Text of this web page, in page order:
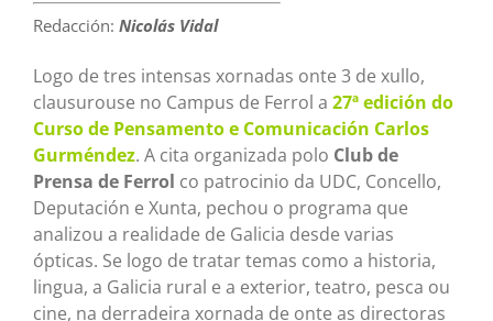
Redacción: Nicolás Vidal
Logo de tres intensas xornadas onte 3 de xullo,
clausurouse no Campus de Ferrol a 27ª edición do
Curso de Pensamento e Comunicación Carlos
Gurméndez. A cita organizada polo Club de
Prensa de Ferrol co patrocinio da UDC, Concello,
Deputación e Xunta, pechou o programa que
analizou a realidade de Galicia desde varias
ópticas. Se logo de tratar temas como a historia,
lingua, a Galicia rural e a exterior, teatro, pesca ou
cine, na derradeira xornada de onte as directoras